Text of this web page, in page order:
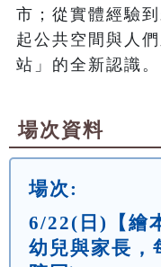
市；從實體經驗
起公共空間與人
場次資料
場次:
6/22(日)【繪
幼兒與家長，